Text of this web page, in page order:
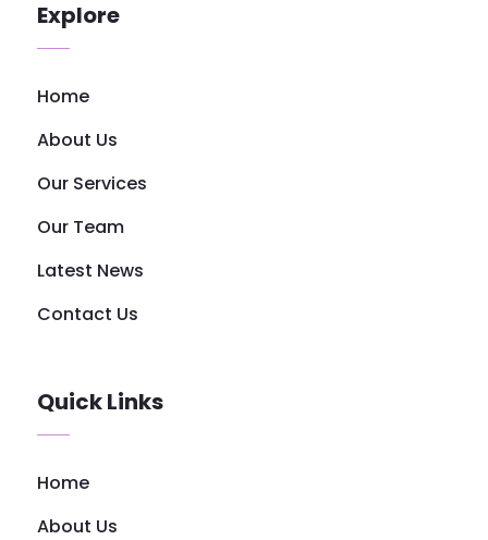
Explore
Home
About Us
Our Services
Our Team
Latest News
Contact Us
Quick Links
Home
About Us